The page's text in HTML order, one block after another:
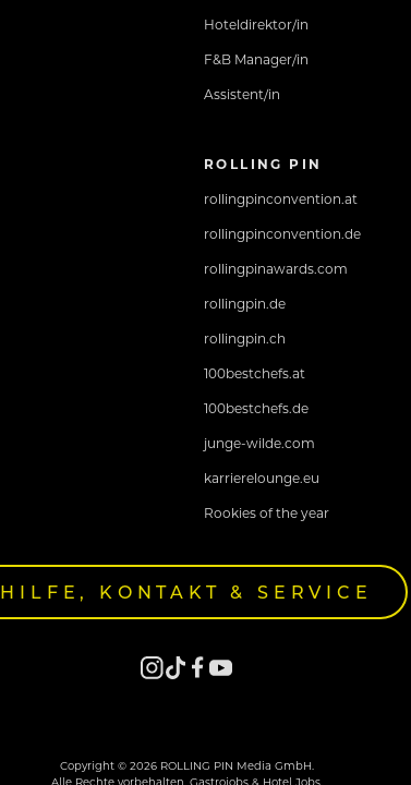
Hoteldirektor/in
F&B Manager/in
Assistent/in
ROLLING PIN
rollingpinconvention.at
rollingpinconvention.de
rollingpinawards.com
rollingpin.de
rollingpin.ch
100bestchefs.at
100bestchefs.de
junge-wilde.com
karrierelounge.eu
Rookies of the year
HILFE, KONTAKT & SERVICE
Copyright © 2026 ROLLING PIN Media GmbH.